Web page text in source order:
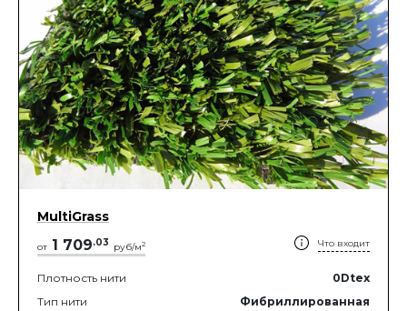
MultiGrass
от 1 709.03 руб/м2 Что входит
Плотность нити 0Dtex
Тип нити
Фибриллированная